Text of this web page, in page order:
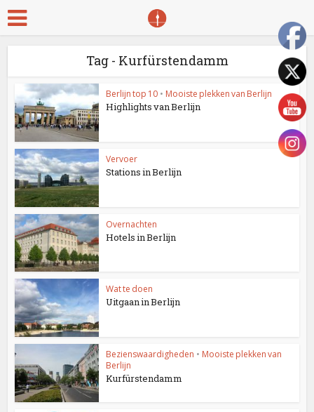
Tag - Kurfürstendamm
Berlijn top 10 • Mooiste plekken van Berlijn
Highlights van Berlijn
Vervoer
Stations in Berlijn
Overnachten
Hotels in Berlijn
Wat te doen
Uitgaan in Berlijn
Bezienswaardigheden • Mooiste plekken van
Berlijn
Kurfürstendamm